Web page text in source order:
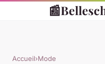
📰
Accueil›Mode